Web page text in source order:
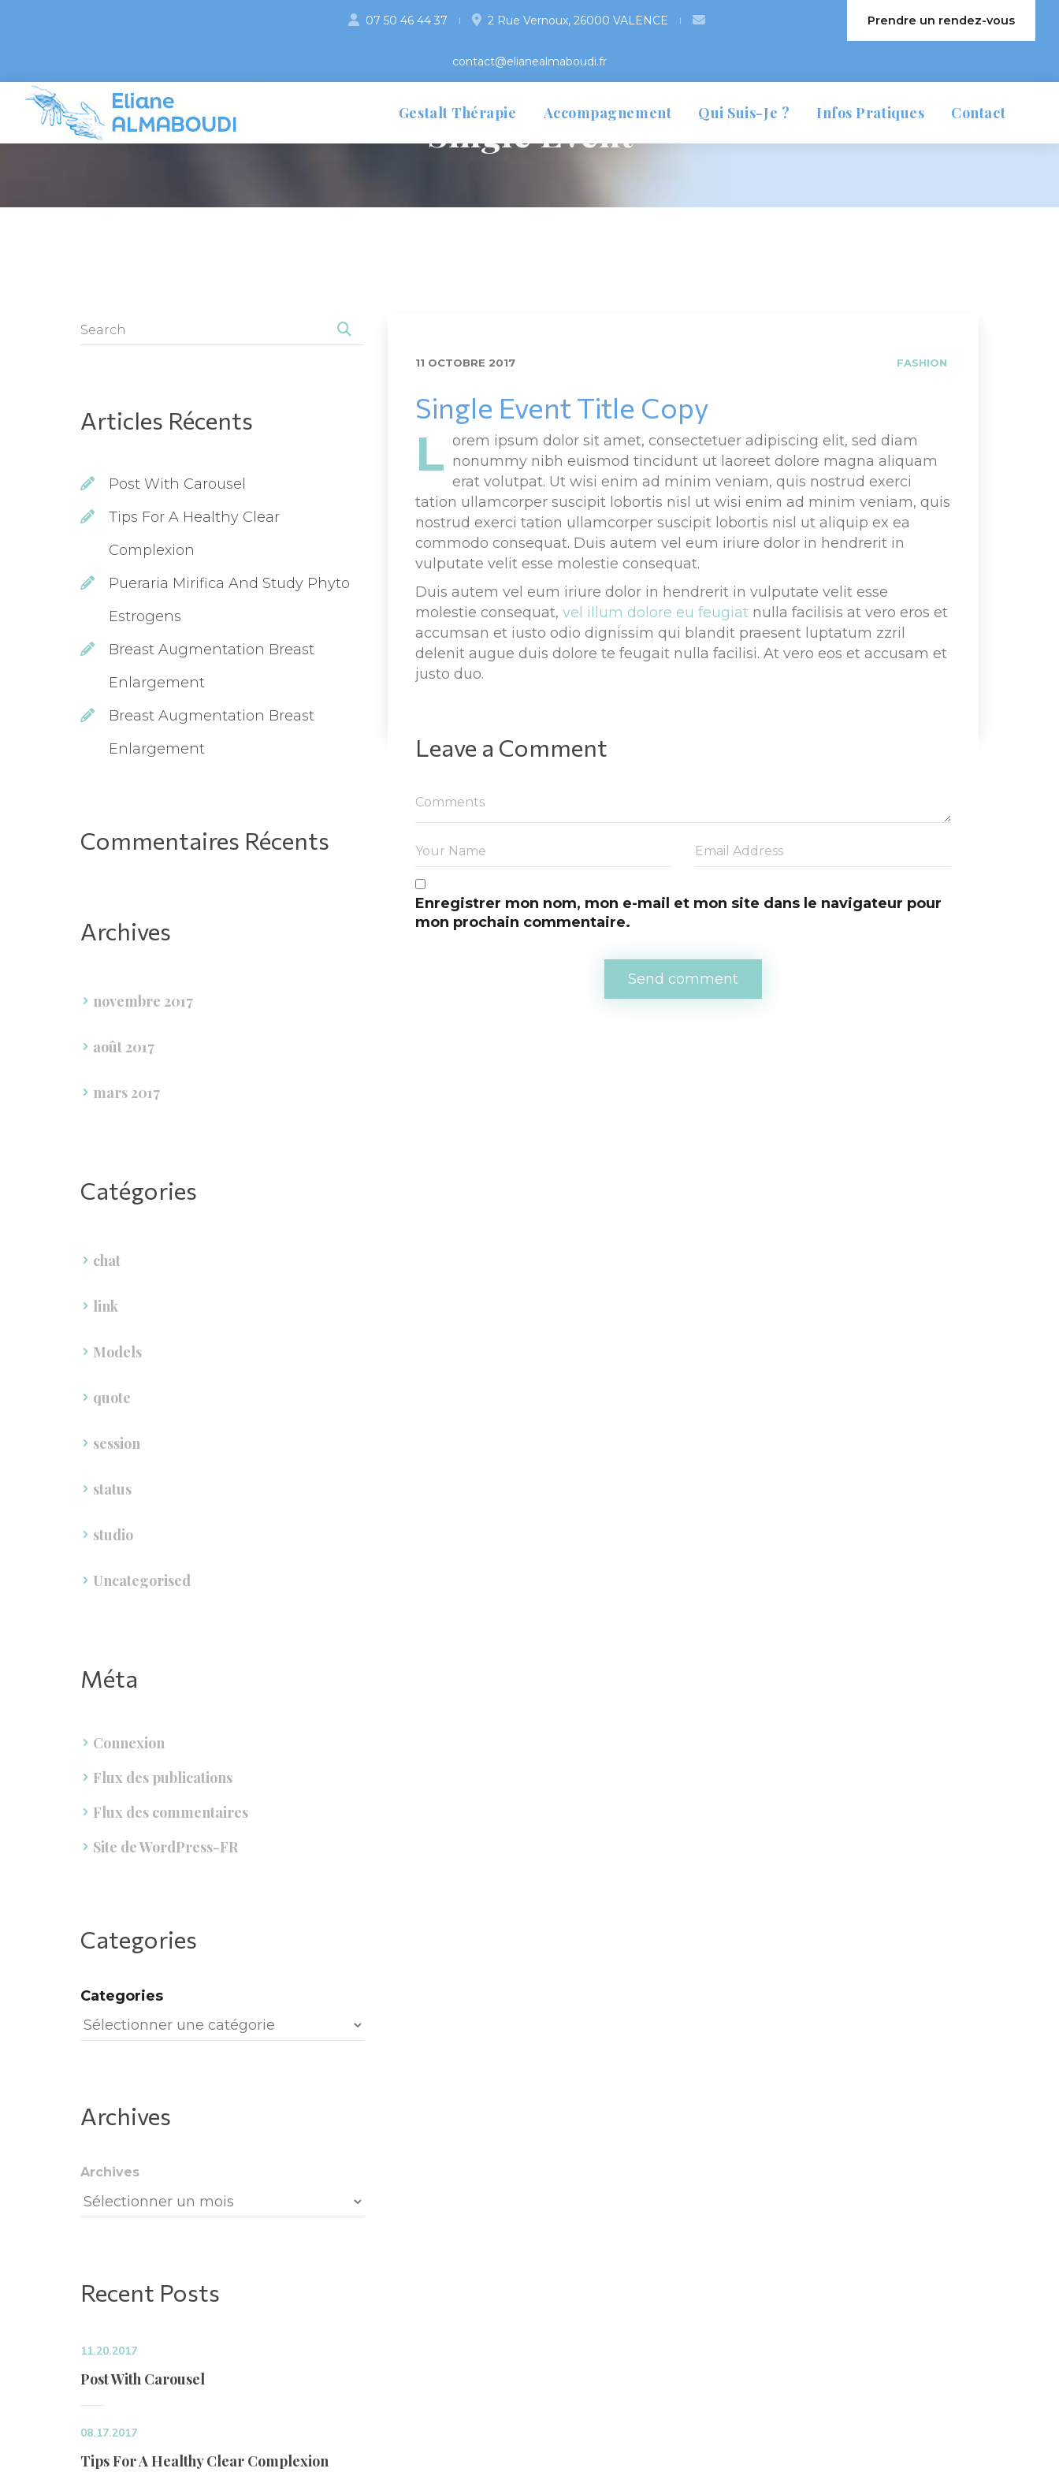
07 50 46 44 37 2 Rue Vernoux, 26000 VALENCE
contact@elianealmaboudi.fr
Prendre un rendez-vou
Gestalt Thérapie
Accompagnement
Qui Suis-Je ?
Infos Pratique
Contact
Single Event
11 OCTOBRE 2017 FASHION
Single Event Title Copy
L orem ipsum dolor sit amet, consectetuer adipiscing elit, sed diam
nonummy nibh euismod tincidunt ut laoreet dolore magna aliquam
erat volutpat. Ut wisi enim ad minim veniam, quis nostrud exerci
tation ullamcorper suscipit lobortis nisl ut wisi enim ad minim veniam, quis
nostrud exerci tation ullamcorper suscipit lobortis nisl ut aliquip ex ea
commodo consequat. Duis autem vel eum iriure dolor in hendrerit in
vulputate velit esse molestie consequat.
Duis autem vel eum iriure dolor in hendrerit in vulputate velit esse
molestie consequat, vel illum dolore eu feugiat nulla facilisis at vero eros et
accumsan et iusto odio dignissim qui blandit praesent luptatum zzril
delenit augue duis dolore te feugait nulla facilisi. At vero eos et accusam et
justo duo.
Leave a Comment
Enregistrer mon nom, mon e-mail et mon site dans le navigateur pour
mon prochain commentaire.
Articles Récent
Post With Carousel
Tips For A Healthy Clear
Complexion
Pueraria Mirifica And Study Phyto
Estrogen
Breast Augmentation Breast
Enlargement
Breast Augmentation Breast
Enlargement
Commentaires Récent
Archive
novembre 2017
août 2017
mars 2017
Catégorie
chat
link
Model
quote
ession
tatu
tudio
Uncategorised
Méta
Connexion
Flux des publication
Flux des commentaire
Site de WordPress-FR
Categorie
Categorie
Archive
Archive
Recent Post
11.20.2017
Post With Carousel
08.17.2017
Tips For A Healthy Clear Complexion